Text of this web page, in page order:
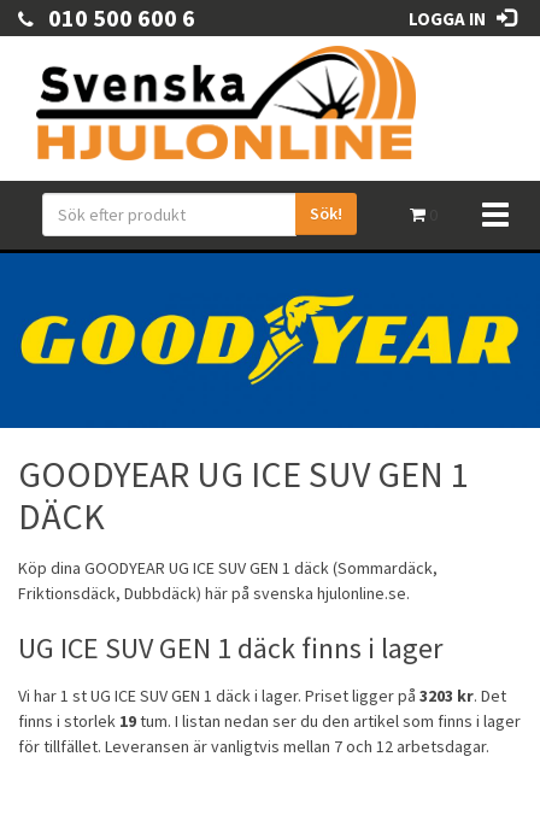
010 500 600 6 LOGGA IN
Sök!
GOODYEAR UG ICE SUV GEN 1
DÄCK
Köp dina GOODYEAR UG ICE SUV GEN 1 däck (Sommardäck,
Friktionsdäck, Dubbdäck) här på svenska hjulonline.se.
UG ICE SUV GEN 1 däck finns i lager
Vi har 1 st UG ICE SUV GEN 1 däck i lager. Priset ligger på 3203 kr. Det
finns i storlek 19tum. I listan nedan ser du den artikel som finns i lager
för tillfället. Leveransen är vanligtvis mellan 7 och 12 arbetsdagar.